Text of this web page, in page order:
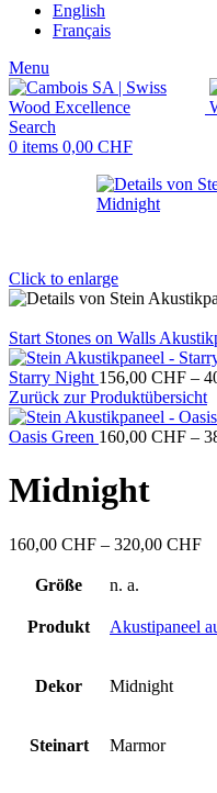
English
Français
Menu
Search
0 items 0,00 CHF
Click to enlarge
Start Stones on Walls
Starry Night 156,00 CHF –
Zurück zur Produktübersicht
Oasis Green 160,00 CHF –
Midnight
160,00 CHF – 320,00 CHF
Größe n. a.
Produkt Akustipaneel
Dekor Midnight
Steinart Marmor